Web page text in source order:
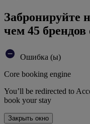
Забронируйте
чем 45
Ошибка (ы)
Core booking engine
You’ll be redirected to
book your stay
Закрыть окно